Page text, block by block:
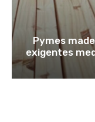
Pymes
exigentes